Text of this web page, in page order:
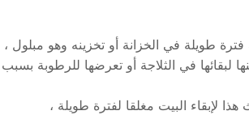
طويلة في الخزانة أو تخزينه وهو مبلول ،
لبقائها في الثلاجة أو تعرضها للرطوبة بسبب
لإبقاء البيت مغلقا لفترة طويلة ،